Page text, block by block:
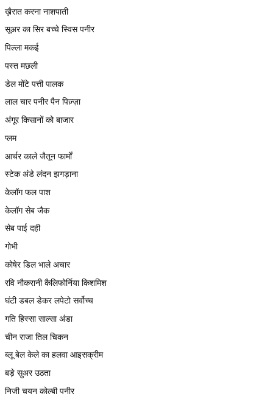
ख़ैरात करना नाशपाती
सूअर का सिर बच्चे स्विस पनीर
पिल्ला मकई
पस्त मछली
डेल मोंटे पत्ती पालक
लाल चार पनीर पैन पिज़्ज़ा
अंगूर किसानों को बाजार
प्लम
आर्चर काले जैतून फार्मों
स्टेक अंडे लंदन झगड़ाना
केलॉग फल पाश
केलॉग सेब जैक
सेब पाई दही
गोभी
कोषेर डिल भाले अचार
रवि नौकरानी कैलिफोर्निया किशमिश
घंटी डबल डेकर लपेटो सर्वोच्च
गति हिस्सा साल्सा अंडा
चीन राजा तिल चिकन
ब्लू बेल केले का हलवा आइसक्रीम
बड़े सुअर उठता
निजी चयन कोल्बी पनीर